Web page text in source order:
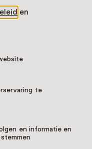
en
te
en informatie en